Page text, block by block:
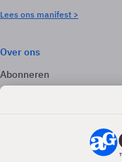
Lees ons manifest >
Over ons
Abonneren
Adverteren